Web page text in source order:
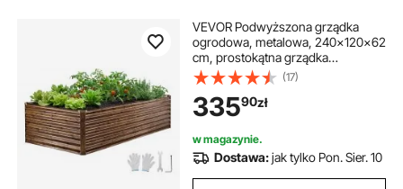
VEVOR Podwyższona grządka
ogrodowa, metalowa, 240x120x62
cm, prostokątna grządka
ogrodowa, zestaw doniczek
ogrodowych, grządka warzywna z
rękawiczkami, grządka kwiatowa,
grządka do sadzenia, doniczka,
inspekt na kwiaty i warzywa
(17)
33590zł
w magazynie.
Dostawa:jak tylko Pon. Sier. 10